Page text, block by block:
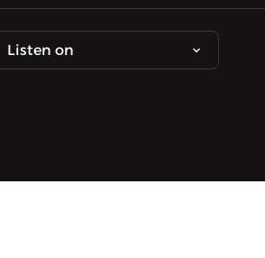
Listen on